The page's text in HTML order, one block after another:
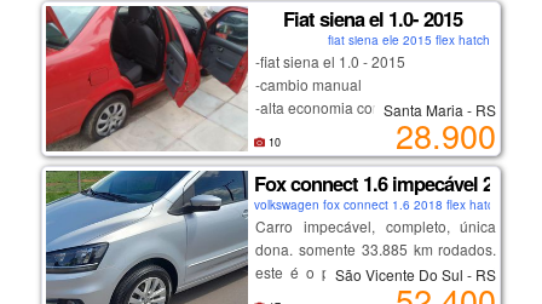
- só venda!
o scania g440 é um caminhão
robusto e confiável que tem se
destacado no mercado desde o seu
lançamento em 2016. com sua
tração 6x4 e transmissão
automática, ele oferece excelente
desempenho e facilidade de
condução, tornando-se uma escolha
popular entre os motoristas
profissionais.
- média de 150.000km.
2) condições de pagamento:
- tenho 15 unidades de scania p310
disponíveis para venda, todas em
perfeito estado de conservação;
- lote ou a unidade;
- documentação em dia;
- só venda!
o scania p310 é um caminhão
robusto e confiável, ideal para
Fiat siena el 1.0- 2015
fiat siena ele 2015 flex hatch
-fiat siena el 1.0 - 2015
-cambio manual
-alta economia com até 15kl
-computador de bordo
-estofamento em perfeito estado
-todo revisado(impecável)
- pneus novos
-pouca quilometragem- apenas
60.000 km
Santa Maria - RS
28.900
10
Fox connect 1.6 impecável
volkswagen fox connect 1.6 2018 flex hatch
Carro impecável, completo, única
dona. somente 33.885 km rodados.
este é o preço final, está r$ 2.800
abaixo da fipe, não aceito
São Vicente Do Sul - RS